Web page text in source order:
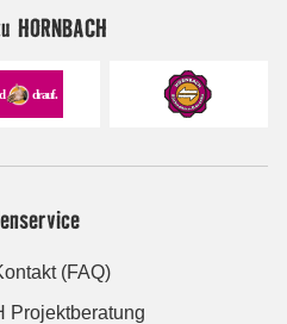
HORNBACH
(FAQ)
Projektberatung